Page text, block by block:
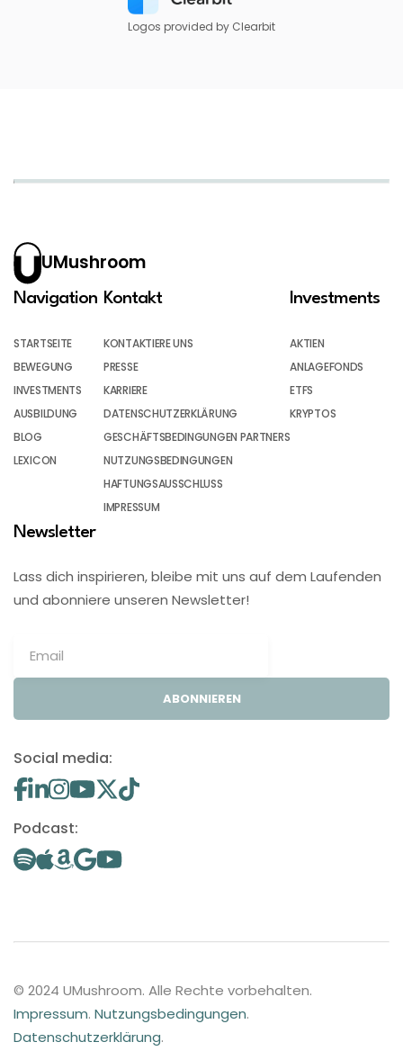
Logos provided by Clearbit
UMushroom
Navigation
STARTSEITE
BEWEGUNG
INVESTMENTS
AUSBILDUNG
BLOG
LEXICON
Kontakt
KONTAKTIERE UNS
PRESSE
KARRIERE
DATENSCHUTZERKLÄRUNG
GESCHÄFTSBEDINGUNGEN PARTNERS
NUTZUNGSBEDINGUNGEN
HAFTUNGSAUSSCHLUSS
IMPRESSUM
Investments
AKTIEN
ANLAGEFONDS
ETFS
KRYPTOS
Newsletter
Lass dich inspirieren, bleibe mit uns auf dem Laufenden
und abonniere unseren Newsletter!
ABONNIEREN
Social media:
Podcast:
© 2024 UMushroom. Alle Rechte vorbehalten.
Impressum. Nutzungsbedingungen.
Datenschutzerklärung.